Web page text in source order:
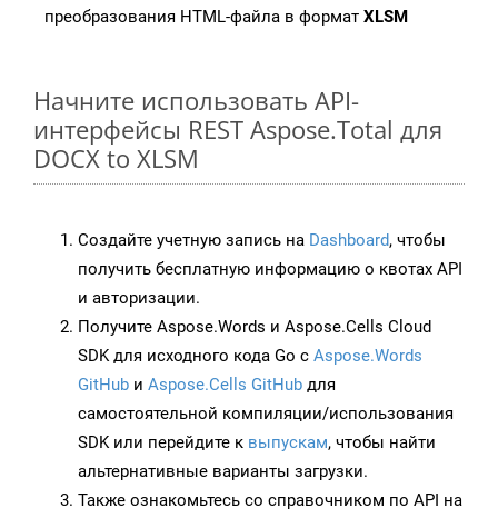
преобразования HTML-файла в формат XLSM
Начните использовать API-
интерфейсы REST Aspose.Total для
DOCX to XLSM
Создайте учетную запись на Dashboard, чтобы
получить бесплатную информацию о квотах API
и авторизации.
Получите Aspose.Words и Aspose.Cells Cloud
SDK для исходного кода Go с Aspose.Words
GitHub и Aspose.Cells GitHub для
самостоятельной компиляции/использования
SDK или перейдите к выпускам, чтобы найти
альтернативные варианты загрузки.
Также ознакомьтесь со справочником по API на